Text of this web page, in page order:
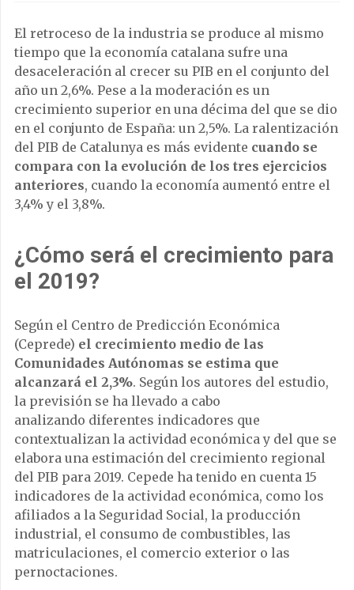
El retroceso de la industria se produce al mismo
tiempo que la economía catalana sufre una
desaceleración al crecer su PIB en el conjunto del
año un 2,6%. Pese a la moderación es un
crecimiento superior en una décima del que se dio
en el conjunto de España: un 2,5%. La ralentización
del PIB de Catalunya es más evidente cuando se
compara con la evolución de los tres ejercicios
anteriores, cuando la economía aumentó entre el
3,4% y el 3,8%.
¿Cómo será el crecimiento para
el 2019?
Según el Centro de Predicción Económica
(Ceprede) el crecimiento medio de las
Comunidades Autónomas se estima que
alcanzará el 2,3%. Según los autores del estudio,
la previsión se ha llevado a cabo
analizando diferentes indicadores que
contextualizan la actividad económica y del que se
elabora una estimación del crecimiento regional
del PIB para 2019. Cepede ha tenido en cuenta 15
indicadores de la actividad económica, como los
afiliados a la Seguridad Social, la producción
industrial, el consumo de combustibles, las
matriculaciones, el comercio exterior o las
pernoctaciones.